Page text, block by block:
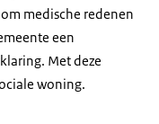
medische redenen
een
Met deze
woning.